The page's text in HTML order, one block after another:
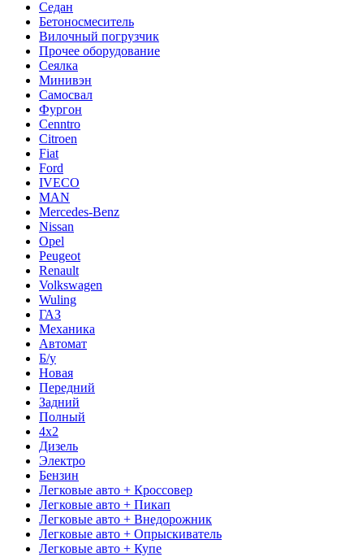
Седан
Бетоносмеситель
Вилочный погрузчик
Прочее оборудование
Сеялка
Минивэн
Самосвал
Фургон
Cenntro
Citroen
Fiat
Ford
IVECO
MAN
Mercedes-Benz
Nissan
Opel
Peugeot
Renault
Volkswagen
Wuling
ГАЗ
Механика
Автомат
Б/у
Новая
Передний
Задний
Полный
4x2
Дизель
Электро
Бензин
Легковые авто + Кроссовер
Легковые авто + Пикап
Легковые авто + Внедорожник
Легковые авто + Опрыскиватель
Легковые авто + Купе